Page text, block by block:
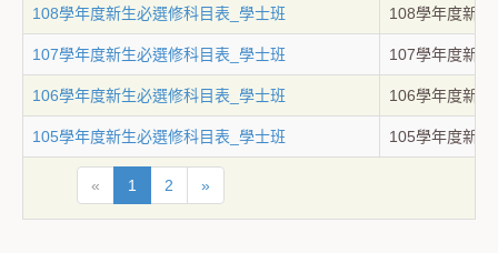
108學年度新生必選修科目表_學士班 108學年度新
107學年度新生必選修科目表_學士班 107學年度新
106學年度新生必選修科目表_學士班 106學年度新
105學年度新生必選修科目表_學士班 105學年度新
« 1 2 »